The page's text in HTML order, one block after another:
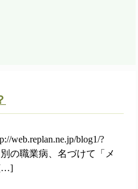
web.replan.ne.jp/blog1/?
の職業病、名づけて「メ
[…]